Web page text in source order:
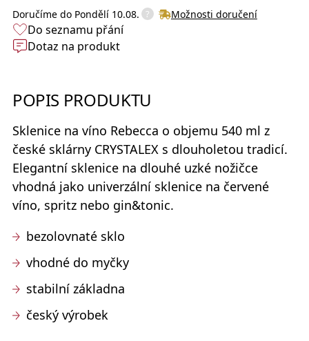
Doručíme do Pondělí 10.08. ? Možnosti doručení
Do seznamu přání
Dotaz na produkt
POPIS PRODUKTU
Sklenice na víno Rebecca o objemu 540 ml z
české sklárny CRYSTALEXs dlouholetou tradicí.
Elegantní sklenice na dlouhé uzké nožičce
vhodná jako univerzální sklenice na červené
víno, spritz nebo gin&tonic.
bezolovnaté sklo
vhodné do myčky
stabilní základna
český výrobek